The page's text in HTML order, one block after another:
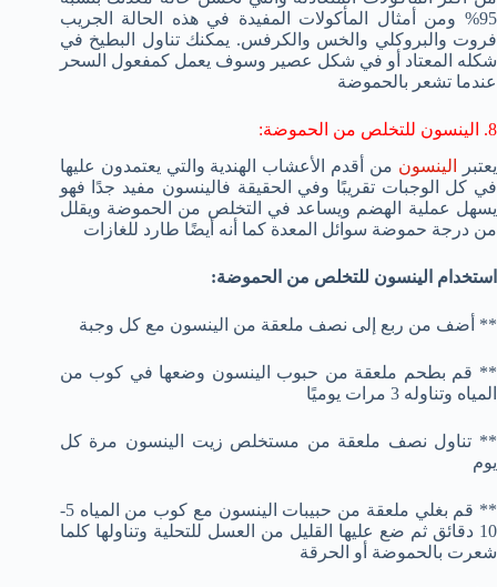
95% ومن أمثال المأكولات المفيدة في هذه الحالة الجريب
فروت والبروكلي والخس والكرفس. يمكنك تناول البطيخ في
شكله المعتاد أو في شكل عصير وسوف يعمل كمفعول السحر
عندما تشعر بالحموضة
8. الينسون للتخلص من الحموضة:
يعتبر
الينسون من أقدم الأعشاب الهندية والتي يعتمدون عليها
في كل الوجبات تقريبًا وفي الحقيقة فالينسون مفيد جدًا فهو
يسهل عملية الهضم ويساعد في التخلص من الحموضة ويقلل
من درجة حموضة سوائل المعدة كما أنه أيضًا طارد للغازات
استخدام الينسون للتخلص من الحموضة:
** أضف من ربع إلى نصف ملعقة من الينسون مع كل وجبة
** قم بطحم ملعقة من حبوب الينسون وضعها في كوب من
المياه وتناوله 3 مرات يوميًا
** تناول نصف ملعقة من مستخلص زيت الينسون مرة كل
يوم
** قم بغلي ملعقة من حبيبات الينسون مع كوب من المياه 5-
10 دقائق ثم ضع عليها القليل من العسل للتحلية وتناولها كلما
شعرت بالحموضة أو الحرقة